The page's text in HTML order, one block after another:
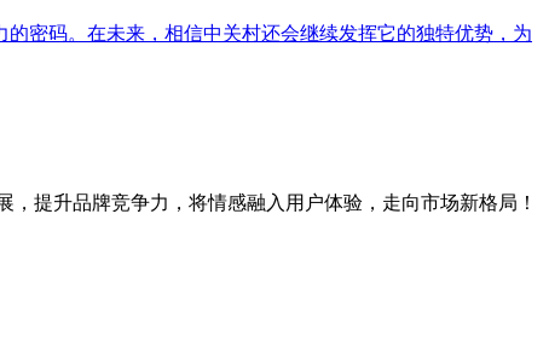
密码。在未来，相信中关村还会继续发挥它的独特优势，为
提升品牌竞争力，将情感融入用户体验，走向市场新格局！